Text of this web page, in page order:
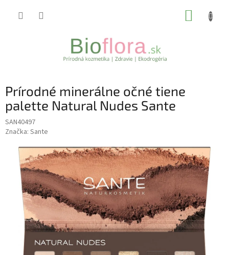
Prírodné minerálne očné tiene
palette Natural Nudes Sante
SAN40497
Značka: Sante